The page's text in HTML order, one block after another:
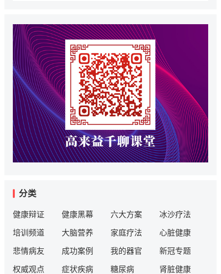
分类
健康辩证 健康黑幕 六大方案 冰沙疗法
培训频道 大脑营养 家庭疗法 心脏健康
悲情病友 成功案例 我的器官 新冠专题
权威观点 症状疾病 糖尿病 肾脏健康